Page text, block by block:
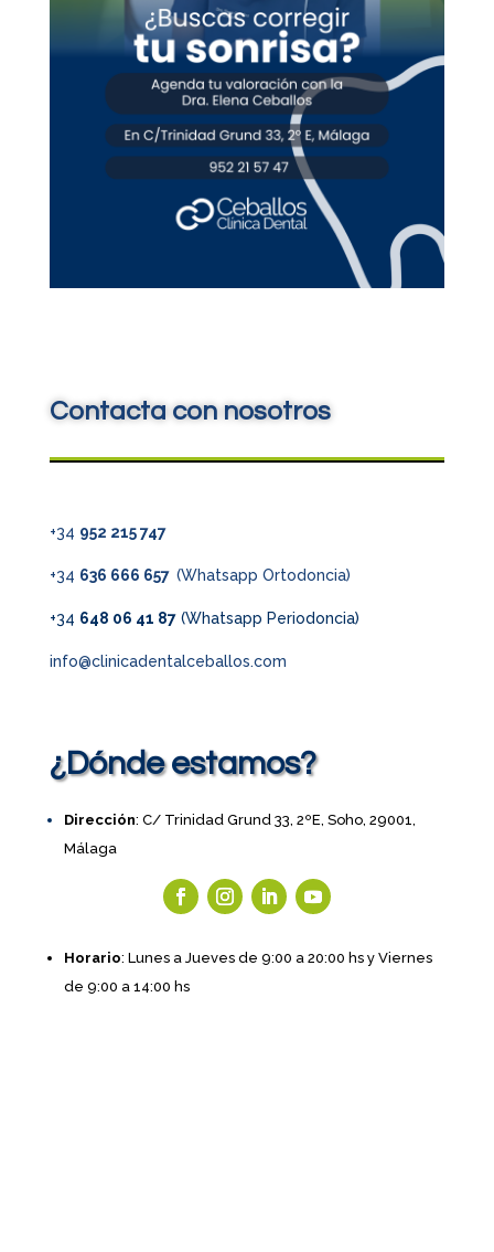
Contacta con nosotros
+34 952 215 747
+34 636 666 657 (Whatsapp Ortodoncia)
+34 648 06 41 87(Whatsapp Periodoncia)
info@clinicadentalceballos.com
¿Dónde estamos?
Dirección: C/ Trinidad Grund 33, 2ºE, Soho, 29001,
Málaga
Horario: Lunes a Jueves de 9:00 a 20:00 hs y Viernes
de 9:00 a 14:00 hs